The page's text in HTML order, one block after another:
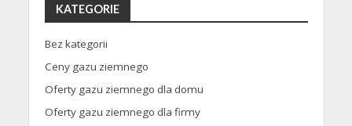
KATEGORIE
Bez kategorii
Ceny gazu ziemnego
Oferty gazu ziemnego dla domu
Oferty gazu ziemnego dla firmy